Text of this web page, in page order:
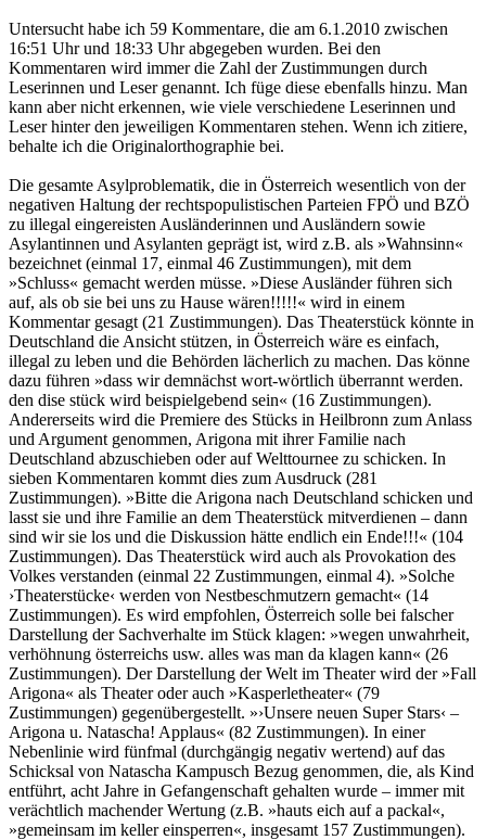
Untersucht habe ich 59 Kommentare, die am 6.1.2010 zwischen
16:51 Uhr und 18:33 Uhr abgegeben wurden. Bei den
Kommentaren wird immer die Zahl der Zustimmungen durch
Leserinnen und Leser genannt. Ich füge diese ebenfalls hinzu. Man
kann aber nicht erkennen, wie viele verschiedene Leserinnen und
Leser hinter den jeweiligen Kommentaren stehen. Wenn ich zitiere,
behalte ich die Originalorthographie bei.
Die gesamte Asylproblematik, die in Österreich wesentlich von der
negativen Haltung der rechtspopulistischen Parteien FPÖ und BZÖ
zu illegal eingereisten Ausländerinnen und Ausländern sowie
Asylantinnen und Asylanten geprägt ist, wird z.B. als »Wahnsinn«
bezeichnet (einmal 17, einmal 46 Zustimmungen), mit dem
»Schluss« gemacht werden müsse. »Diese Ausländer führen sich
auf, als ob sie bei uns zu Hause wären!!!!!« wird in einem
Kommentar gesagt (21 Zustimmungen). Das Theaterstück könnte in
Deutschland die Ansicht stützen, in Österreich wäre es einfach,
illegal zu leben und die Behörden lächerlich zu machen. Das könne
dazu führen »dass wir demnächst wort-wörtlich überrannt werden.
den dise stück wird beispielgebend sein« (16 Zustimmungen).
Andererseits wird die Premiere des Stücks in Heilbronn zum Anlass
und Argument genommen, Arigona mit ihrer Familie nach
Deutschland abzuschieben oder auf Welttournee zu schicken. In
sieben Kommentaren kommt dies zum Ausdruck (281
Zustimmungen). »Bitte die Arigona nach Deutschland schicken und
lasst sie und ihre Familie an dem Theaterstück mitverdienen – dann
sind wir sie los und die Diskussion hätte endlich ein Ende!!!« (104
Zustimmungen). Das Theaterstück wird auch als Provokation des
Volkes verstanden (einmal 22 Zustimmungen, einmal 4). »Solche
›Theaterstücke‹ werden von Nestbeschmutzern gemacht« (14
Zustimmungen). Es wird empfohlen, Österreich solle bei falscher
Darstellung der Sachverhalte im Stück klagen: »wegen unwahrheit,
verhöhnung österreichs usw. alles was man da klagen kann« (26
Zustimmungen). Der Darstellung der Welt im Theater wird der »Fall
Arigona« als Theater oder auch »Kasperletheater« (79
Zustimmungen) gegenübergestellt. »›Unsere neuen Super Stars‹ –
Arigona u. Natascha! Applaus« (82 Zustimmungen). In einer
Nebenlinie wird fünfmal (durchgängig negativ wertend) auf das
Schicksal von Natascha Kampusch Bezug genommen, die, als Kind
entführt, acht Jahre in Gefangenschaft gehalten wurde – immer mit
verächtlich machender Wertung (z.B. »hauts eich auf a packal«,
»gemeinsam im keller einsperren«, insgesamt 157 Zustimmungen).